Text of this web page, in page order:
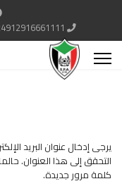
يرجى إدخال عنوان البريد
التحقق إلى هذا العنوان.
كلمة مرور جديدة.